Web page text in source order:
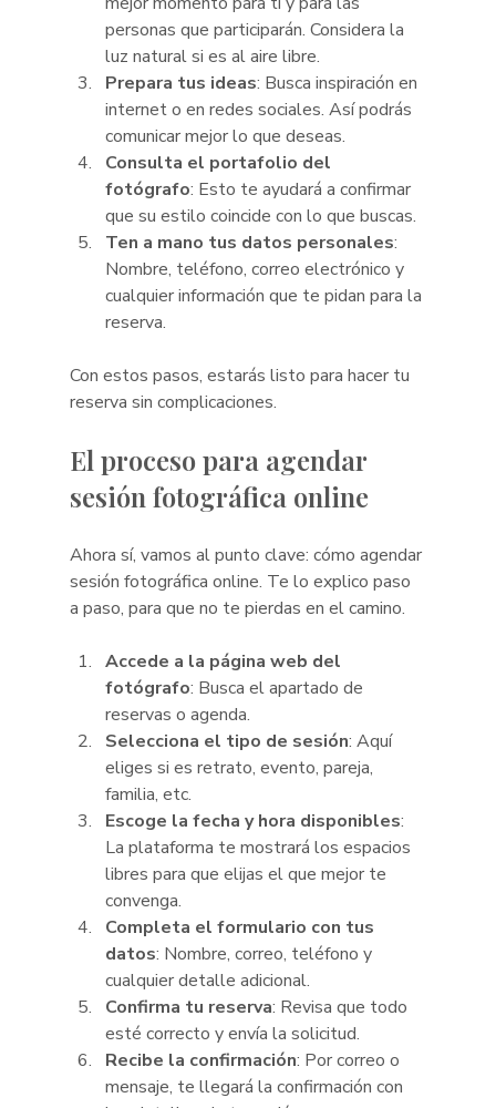
personas que participarán. Considera la
luz natural si es al aire libre.
Prepara tus ideas: Busca inspiración en
internet o en redes sociales. Así podrás
comunicar mejor lo que deseas.
Consulta el portafolio del
fotógrafo: Esto te ayudará a confirmar
que su estilo coincide con lo que buscas.
Ten a mano tus datos personales:
Nombre, teléfono, correo electrónico y
cualquier información que te pidan para la
reserva.
Con estos pasos, estarás listo para hacer tu
reserva sin complicaciones.
El proceso para agendar
sesión fotográfica online
Ahora sí, vamos al punto clave: cómo agendar
sesión fotográfica online. Te lo explico paso
a paso, para que no te pierdas en el camino.
Accede a la página web del
fotógrafo: Busca el apartado de
reservas o agenda.
Selecciona el tipo de sesión: Aquí
eliges si es retrato, evento, pareja,
familia, etc.
Escoge la fecha y hora disponibles:
La plataforma te mostrará los espacios
libres para que elijas el que mejor te
convenga.
Completa el formulario con tus
datos: Nombre, correo, teléfono y
cualquier detalle adicional.
Confirma tu reserva: Revisa que todo
esté correcto y envía la solicitud.
Recibe la confirmación: Por correo o
mensaje, te llegará la confirmación con